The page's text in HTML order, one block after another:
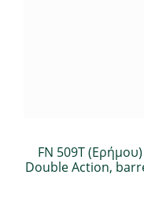
FN 509T
Double Action,